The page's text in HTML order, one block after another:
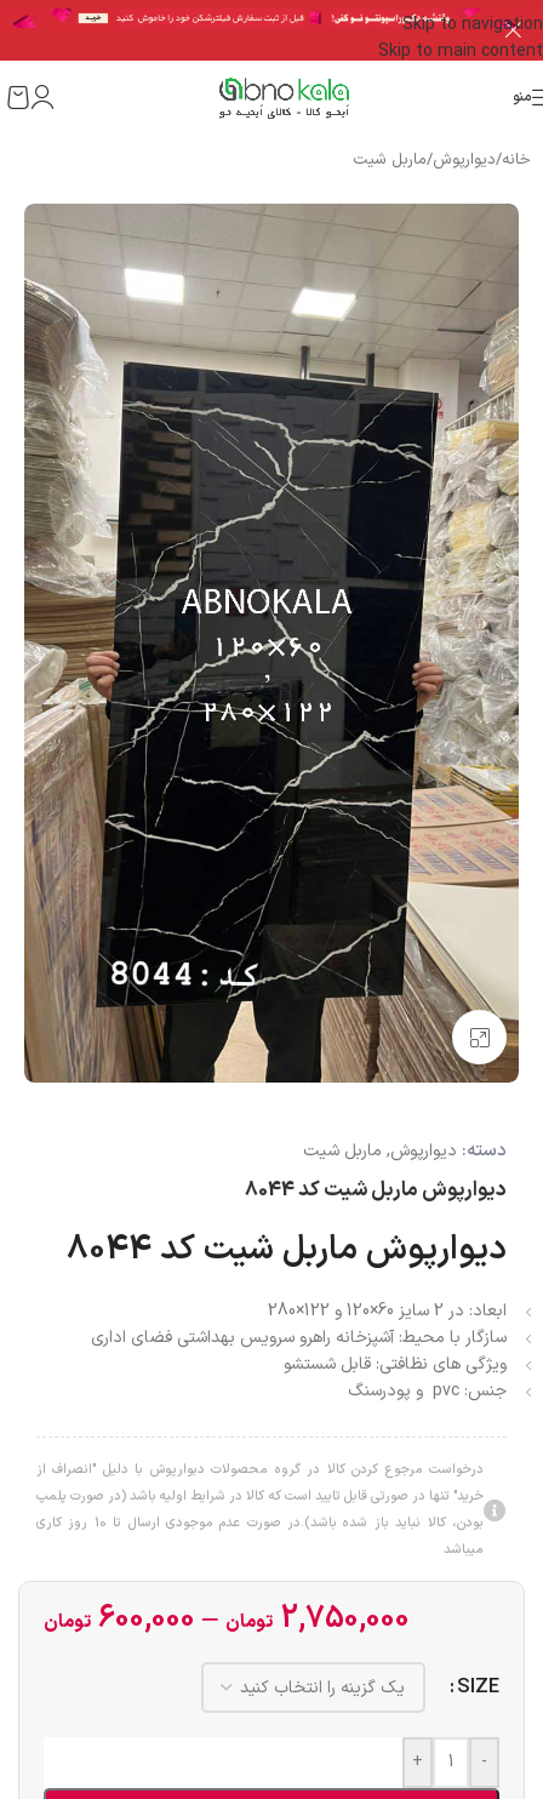
Skip to navigation
Skip to main content
منو
خانه/دیوارپوش/ماربل شیت
بزرگنمایی تصویر
دسته: دیوارپوش, ماربل شیت
دیوارپوش ماربل شیت کد 8044
دیوارپوش ماربل شیت کد 8044
ابعاد: در 2 سایز
60×120 و 122×280
سازگار با محیط: آشپزخانه راهرو سرویس بهداشتی فضای اداری
ویژگی های نظافتی: قابل شستشو
جنس: pvc و پودرسنگ
درخواست مرجوع کردن کالا در گروه محصولات دبوارپوش با دلیل "انصراف از
خرید" تنها در صورتی قابل تایید است که کالا در شرایط اولیه باشد (در صورت پلمپ
بودن، کالا نباید باز شده باشد).در صورت عدم موجودی ارسال تا 10 روز کاری
میباشد
2,750,000 تومان –
600,000 تومان
SIZE
-
+